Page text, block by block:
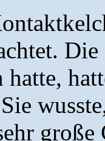
hatte,
große